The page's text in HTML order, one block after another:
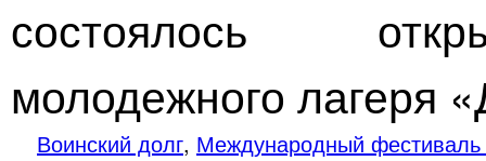
состоялось
молодежного лагеря
Воинский долг, Международный фестиваль